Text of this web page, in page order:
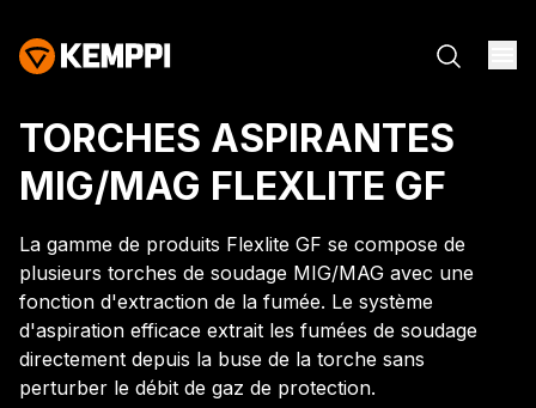
TORCHES ASPIRANTES
MIG/MAG FLEXLITE GF
La gamme de produits Flexlite GF se compose de
plusieurs torches de soudage MIG/MAG avec une
fonction d'extraction de la fumée. Le système
d'aspiration efficace extrait les fumées de soudage
directement depuis la buse de la torche sans
perturber le débit de gaz de protection.